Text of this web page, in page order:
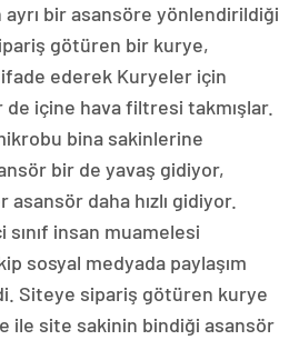
ayrı bir asansöre yönlendirildiği
götüren bir kurye,
ifade ederek Kuryeler için
de içine hava filtresi takmışlar.
bina sakinlerine
bir de yavaş gidiyor,
daha hızlı gidiyor.
insan muamelesi
sosyal medyada paylaşım
Siteye sipariş götüren kurye
ile site sakinin bindiği asansör